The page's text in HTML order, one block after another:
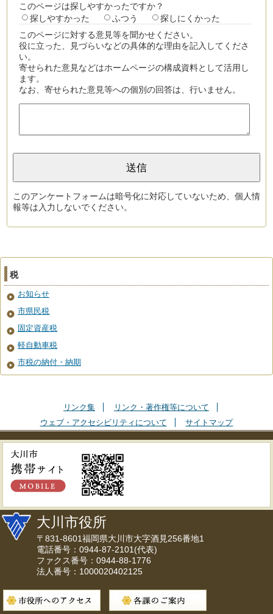
このページは探しやすかったですか？
探しやすかった
ふつう
探しにくかった
このページに対する意見等を聞かせください。
役に立った、見づらいなどの具体的な理由を記入してくださ
い。
寄せられた意見などはホームページの構成資料として活用し
ます。
なお、寄せられた意見等への個別の回答は、行いません。
このアンケートフォームは暗号化に対応していないため、個人情
報等は入力しないでください。
税
お知らせ
市県民税
固定資産税
軽自動車税
市税の納付・納期
リンク集
リンク・著作権等について
ウェブ・アクセシビリティについて
サイトマップ
大川市役所
〒831-8601福岡県大川市大字酒見256番地1
電話番号：0944-87-2101(代表)
ファクス番号：0944-88-1776
法人番号：1000020402125